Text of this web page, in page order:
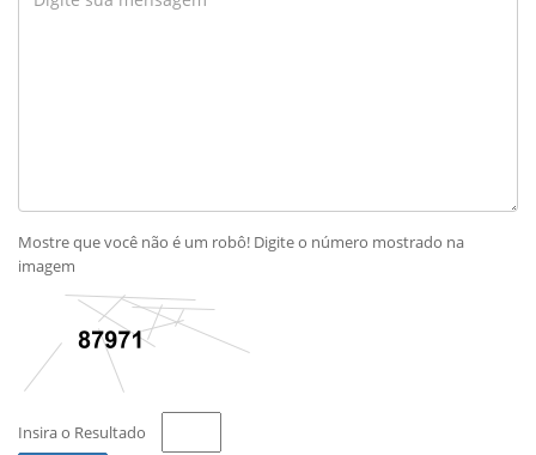
Mostre que você não é um robô! Digite o número mostrado na
imagem
Insira o Resultado